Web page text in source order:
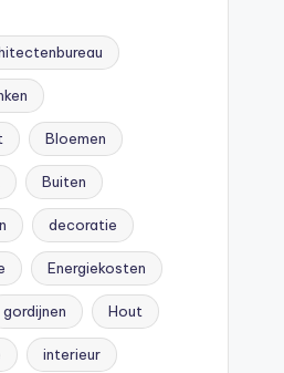
Bloemen
Buiten
decoratie
Energiekosten
gordijnen Hout
interieur